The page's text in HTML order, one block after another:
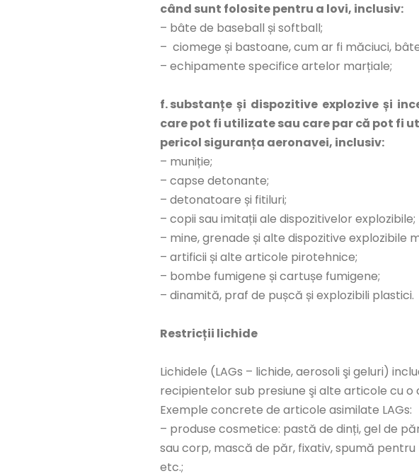
când sunt folosite pentru a lovi, inclusiv:
– bâte de baseball și softball;
– ciomege și bastoane, cum ar fi măciuci,
– echipamente specifice artelor marțiale;
f. substanțe și dispozitive explozive și
care pot fi utilizate sau care par că pot fi
pericol siguranța aeronavei, inclusiv:
– muniție;
– capse detonante;
– detonatoare și fitiluri;
– copii sau imitații ale dispozitivelor explozibile;
– mine, grenade și alte dispozitive explozibile
– artificii și alte articole pirotehnice;
– bombe fumigene și cartușe fumigene;
– dinamită, praf de pușcă și explozibili plastici.
Restricții lichide
Lichidele (LAGs – lichide, aerosoli şi geluri)
recipientelor sub presiune şi alte articole cu o
Exemple concrete de articole asimilate LAGs:
– produse cosmetice: pastă de dinți, gel de
sau corp, mască de păr, fixativ, spumă
etc.;